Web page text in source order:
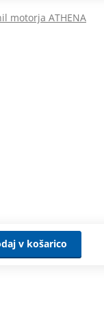
motorja ATHENA
v košarico